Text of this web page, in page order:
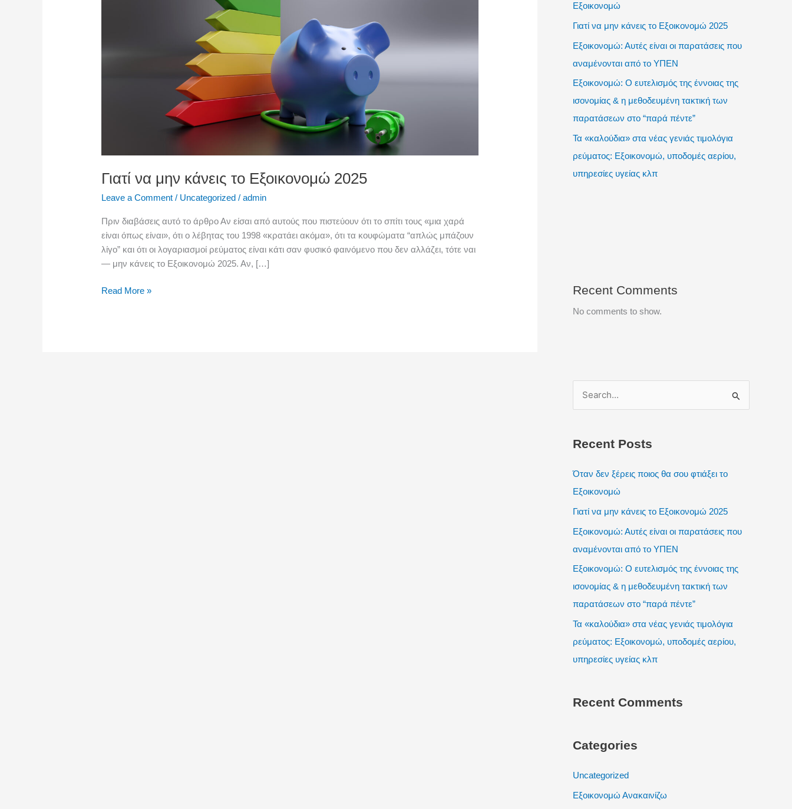
Γιατί να μην κάνεις το Εξοικονομώ 2025
Leave a Comment / Uncategorized /admin
Πριν διαβάσεις αυτό το άρθρο Αν είσαι από αυτούς που πιστεύουν ότι το σπίτι τους «μια χαρά
είναι όπως είναι», ότι ο λέβητας του 1998 «κρατάει ακόμα», ότι τα κουφώματα “απλώς μπάζουν
λίγο” και ότι οι λογαριασμοί ρεύματος είναι κάτι σαν φυσικό φαινόμενο που δεν αλλάζει, τότε ναι
— μην κάνεις το Εξοικονομώ 2025. Αν, […]
Read More »
Εξοικονομώ
Γιατί να μην κάνεις το Εξοικονομώ 2025
Εξοικονομώ: Αυτές είναι οι παρατάσεις που
αναμένονται από το ΥΠΕΝ
Εξοικονομώ: Ο ευτελισμός της έννοιας της
ισονομίας & η μεθοδευμένη τακτική των
παρατάσεων στο “παρά πέντε”
Τα «καλούδια» στα νέας γενιάς τιμολόγια
ρεύματος: Εξοικονομώ, υποδομές αερίου,
υπηρεσίες υγείας κλπ
Recent Comments
No comments to show.
r
c
h
Recent Posts
Όταν δεν ξέρεις ποιος θα σου φτιάξει το
Εξοικονομώ
Γιατί να μην κάνεις το Εξοικονομώ 2025
Εξοικονομώ: Αυτές είναι οι παρατάσεις που
αναμένονται από το ΥΠΕΝ
Εξοικονομώ: Ο ευτελισμός της έννοιας της
ισονομίας & η μεθοδευμένη τακτική των
παρατάσεων στο “παρά πέντε”
Τα «καλούδια» στα νέας γενιάς τιμολόγια
ρεύματος: Εξοικονομώ, υποδομές αερίου,
υπηρεσίες υγείας κλπ
Recent Comments
Categories
Uncategorized
Εξοικονομώ Ανακαινίζω